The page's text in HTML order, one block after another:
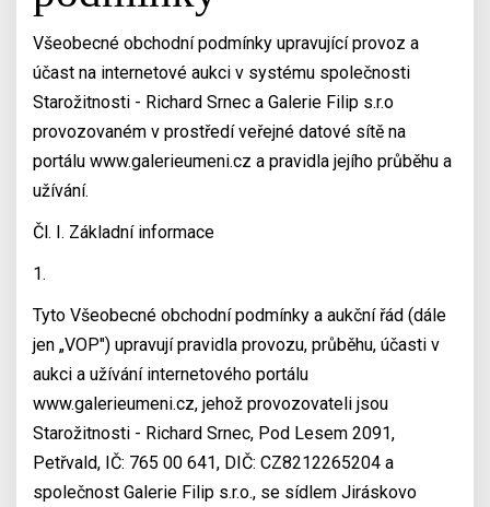
Všeobecné obchodní podmínky upravující provoz a
účast na internetové aukci v systému společnosti
Starožitnosti - Richard Srnec a Galerie Filip s.r.o
provozovaném v prostředí veřejné datové sítě na
portálu www.galerieumeni.cz a pravidla jejího průběhu a
užívání.
Čl. I. Základní informace
1.
Tyto Všeobecné obchodní podmínky a aukční řád (dále
jen „VOP") upravují pravidla provozu, průběhu, účasti v
aukci a užívání internetového portálu
www.galerieumeni.cz, jehož provozovateli jsou
Starožitnosti - Richard Srnec, Pod Lesem 2091,
Petřvald, IČ: 765 00 641, DIČ: CZ8212265204 a
společnost Galerie Filip s.r.o., se sídlem Jiráskovo